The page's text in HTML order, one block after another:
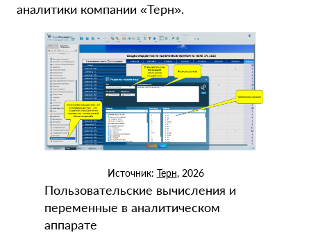
аналитики компании «Терн».
Источник: Терн, 2026
Пользовательские вычисления и
переменные в аналитическом
аппарате